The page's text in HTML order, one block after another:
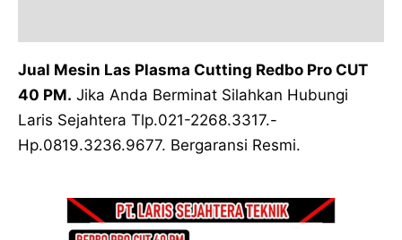
Jual Mesin Las Plasma Cutting Redbo Pro CUT
40 PM. Jika Anda Berminat Silahkan Hubungi
Laris Sejahtera Tlp.021-2268.3317.-
Hp.0819.3236.9677. Bergaransi Resmi.